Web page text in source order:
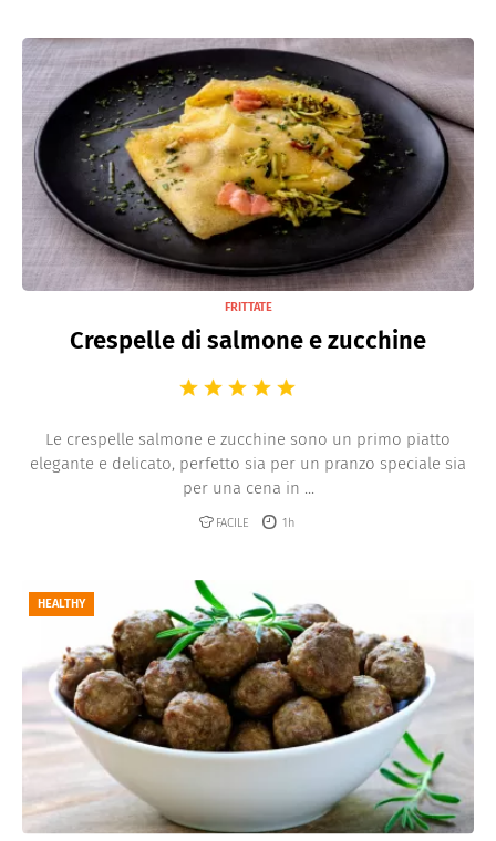
FRITTATE
Crespelle di salmone e zucchine
Le crespelle salmone e zucchine sono un primo piatto
elegante e delicato, perfetto sia per un pranzo speciale sia
per una cena in ...
FACILE 1h
HEALTHY